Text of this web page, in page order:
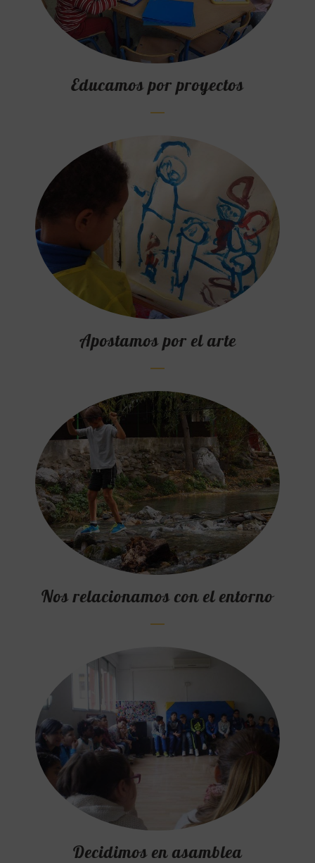
Educamos por proyectos
Apostamos por el arte
Nos relacionamos con el entorno
Decidimos en asamblea